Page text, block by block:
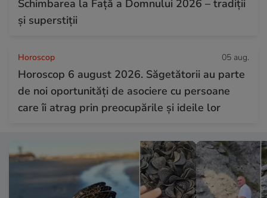
Schimbarea la Față a Domnului 2026 – tradiții
și superstiții
Horoscop 05 aug.
Horoscop 6 august 2026. Săgetătorii au parte
de noi oportunități de asociere cu persoane
care îi atrag prin preocupările și ideile lor